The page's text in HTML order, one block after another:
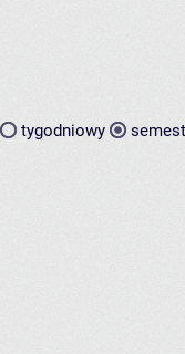
tygodniowy